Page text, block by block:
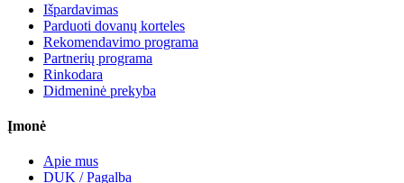
Išpardavimas
Parduoti dovanų korteles
Rekomendavimo programa
Partnerių programa
Rinkodara
Didmeninė prekyba
Įmonė
Apie mus
DUK / Pagalba